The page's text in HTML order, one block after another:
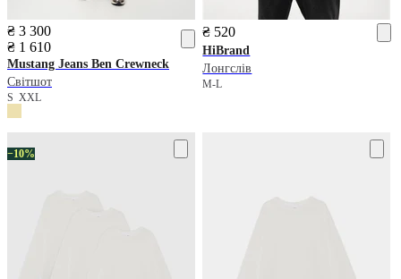
₴ 3 300
₴ 1 610
Mustang Jeans Ben Crewneck
Світшот
S XXL
₴ 520
HiBrand
Лонгслів
M-L
−10%